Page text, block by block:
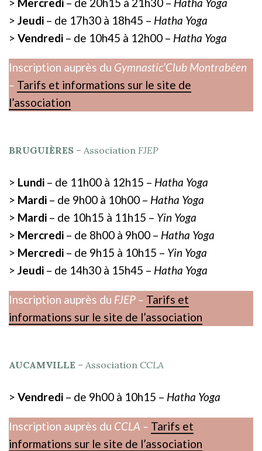
> Mercredi – de 20h15 à 21h30 – Hatha Yoga
> Jeudi – de 17h30 à 18h45 – Hatha Yoga
> Vendredi – de 10h45 à 12h00 – Hatha Yoga
Inscription auprès du Gymnastic’Club Montrabéen
– Tarifs et informations sur le site de
l’association
BRUGUIÈRES – Association FJEP
> Lundi – de 11h00 à 12h15 – Hatha Yoga
> Mardi – de 9h00 à 10h00 – Hatha Yoga
> Mardi – de 10h15 à 11h15 – Yin Yoga
> Mercredi – de 8h00 à 9h00 – Hatha Yoga
> Mercredi – de 9h15 à 10h15 – Yin Yoga
> Jeudi – de 14h30 à 15h45 – Hatha Yoga
Inscription auprès du FJEP – Tarifs et
informations sur le site de l’association
AUCAMVILLE – Association CCLA
> Vendredi – de 9h00 à 10h15 – Hatha Yoga
Inscription auprès du CCLA – Tarifs et
informations sur le site de l’association